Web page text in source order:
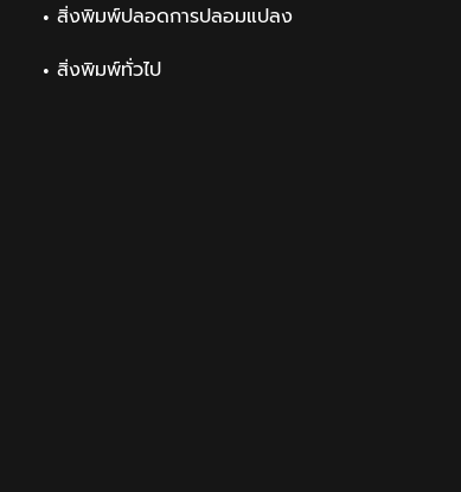
สิ่งพิมพ์ปลอดการปลอมแปลง
สิ่งพิมพ์ทั่วไป